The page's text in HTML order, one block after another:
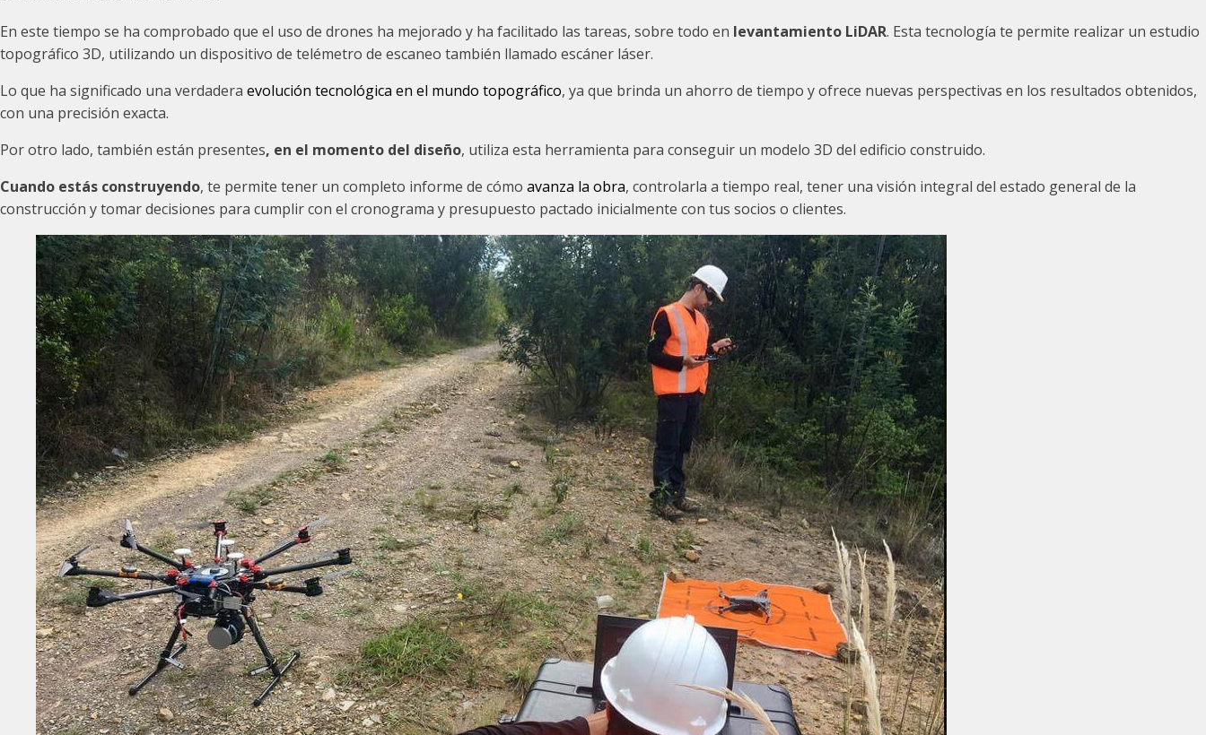
En este tiempo se ha comprobado que el uso de drones ha mejorado y ha facilitado las tareas, sobre todo en levantamiento LiDAR. Esta tecnología te permite realizar un estudio
topográfico 3D, utilizando un dispositivo de telémetro de escaneo también llamado escáner láser.
Lo que ha significado una verdadera evolución tecnológica en el mundo topográfico, ya que brinda un ahorro de tiempo y ofrece nuevas perspectivas en los resultados obtenidos,
con una precisión exacta.
Por otro lado, también están presentes, en el momento del diseño, utiliza esta herramienta para conseguir un modelo 3D del edificio construido.
Cuando estás construyendo, te permite tener un completo informe de cómo avanza la obra, controlarla a tiempo real, tener una visión integral del estado general de la
construcción y tomar decisiones para cumplir con el cronograma y presupuesto pactado inicialmente con tus socios o clientes.